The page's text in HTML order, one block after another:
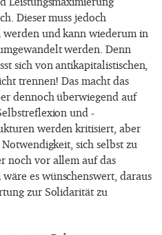
Dieser muss jedoch
und kann wiederum in
werden. Denn
sich von antikapitalistischen,
trennen! Das macht das
dennoch überwiegend auf
und -
werden kritisiert, aber
sich selbst zu
noch vor allem auf das
es wünschenswert, daraus
zur Solidarität zu